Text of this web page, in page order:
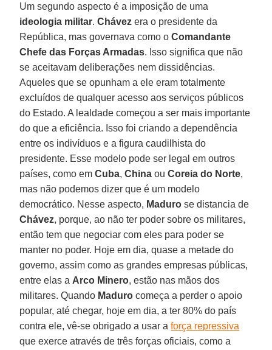
Um segundo aspecto é a imposição de uma
ideologia militar.Chávez era o presidente da
República, mas governava como oComandante
Chefe das Forças Armadas. Isso significa que não
se aceitavam deliberações nem dissidências.
Aqueles que se opunham a ele eram totalmente
excluídos de qualquer acesso aos serviços públicos
do Estado. A lealdade começou a ser mais importante
do que a eficiência. Isso foi criando a dependência
entre os indivíduos e a figura caudilhista do
presidente. Esse modelo pode ser legal em outros
países, como emCuba,China ouCoreia do Norte,
mas não podemos dizer que é um modelo
democrático. Nesse aspecto, Maduro se distancia de
Chávez, porque, ao não ter poder sobre os militares,
então tem que negociar com eles para poder se
manter no poder. Hoje em dia, quase a metade do
governo, assim como as grandes empresas públicas,
entre elas a Arco Minero, estão nas mãos dos
militares. Quando Maduro começa a perder o apoio
popular, até chegar, hoje em dia, a ter 80% do país
contra ele, vê-se obrigado a usar aforça repressiva
que exerce através de três forças oficiais, como a